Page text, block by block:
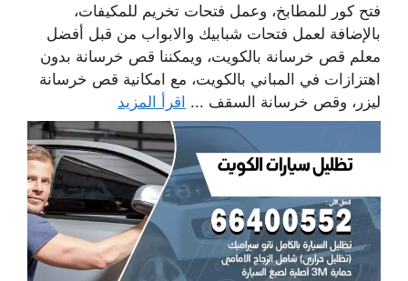
فتح كور للمطابخ، وعمل فتحات تخريم للمكيفات،
بالإضافة لعمل فتحات شبابيك والابواب من قبل أفضل
معلم قص خرسانة بالكويت، ويمكننا قص خرسانة بدون
اهتزازات في المباني بالكويت، مع امكانية قص خرسانة
ليزر، وقص خرسانة السقف ... اقرأ المزيد